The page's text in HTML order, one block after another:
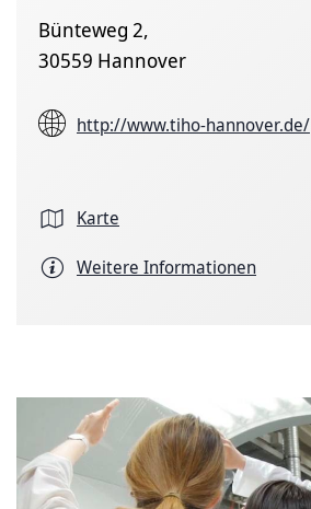
Bünteweg 2,
30559 Hannover
http://www.tiho-hannover.de/
Karte
Weitere Informationen